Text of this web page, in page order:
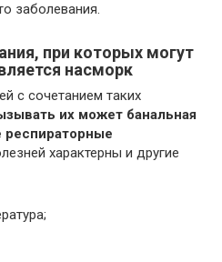
заболевания.
при которых могут
насморк
с сочетанием таких
их может банальная
респираторные
характерны и другие